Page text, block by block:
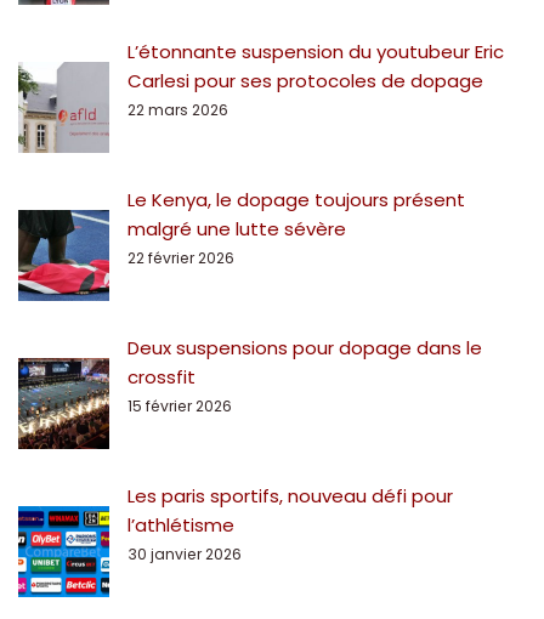
L’étonnante suspension du youtubeur Eric
Carlesi pour ses protocoles de dopage
22 mars 2026
Le Kenya, le dopage toujours présent
malgré une lutte sévère
22 février 2026
Deux suspensions pour dopage dans le
crossfit
15 février 2026
Les paris sportifs, nouveau défi pour
l’athlétisme
30 janvier 2026